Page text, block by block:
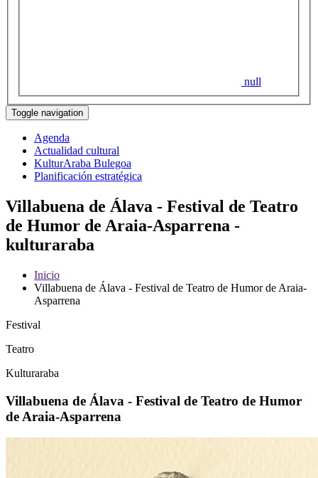
null
Toggle navigation
Agenda
Actualidad cultural
KulturAraba Bulegoa
Planificación estratégica
Villabuena de Álava - Festival de Teatro
de Humor de Araia-Asparrena -
kulturaraba
Inicio
Villabuena de Álava - Festival de Teatro de Humor de Araia-
Asparrena
Festival
Teatro
Kulturaraba
Villabuena de Álava - Festival de Teatro de Humor
de Araia-Asparrena